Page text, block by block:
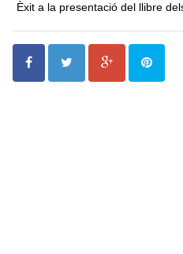
Èxit a la presentació del llibre